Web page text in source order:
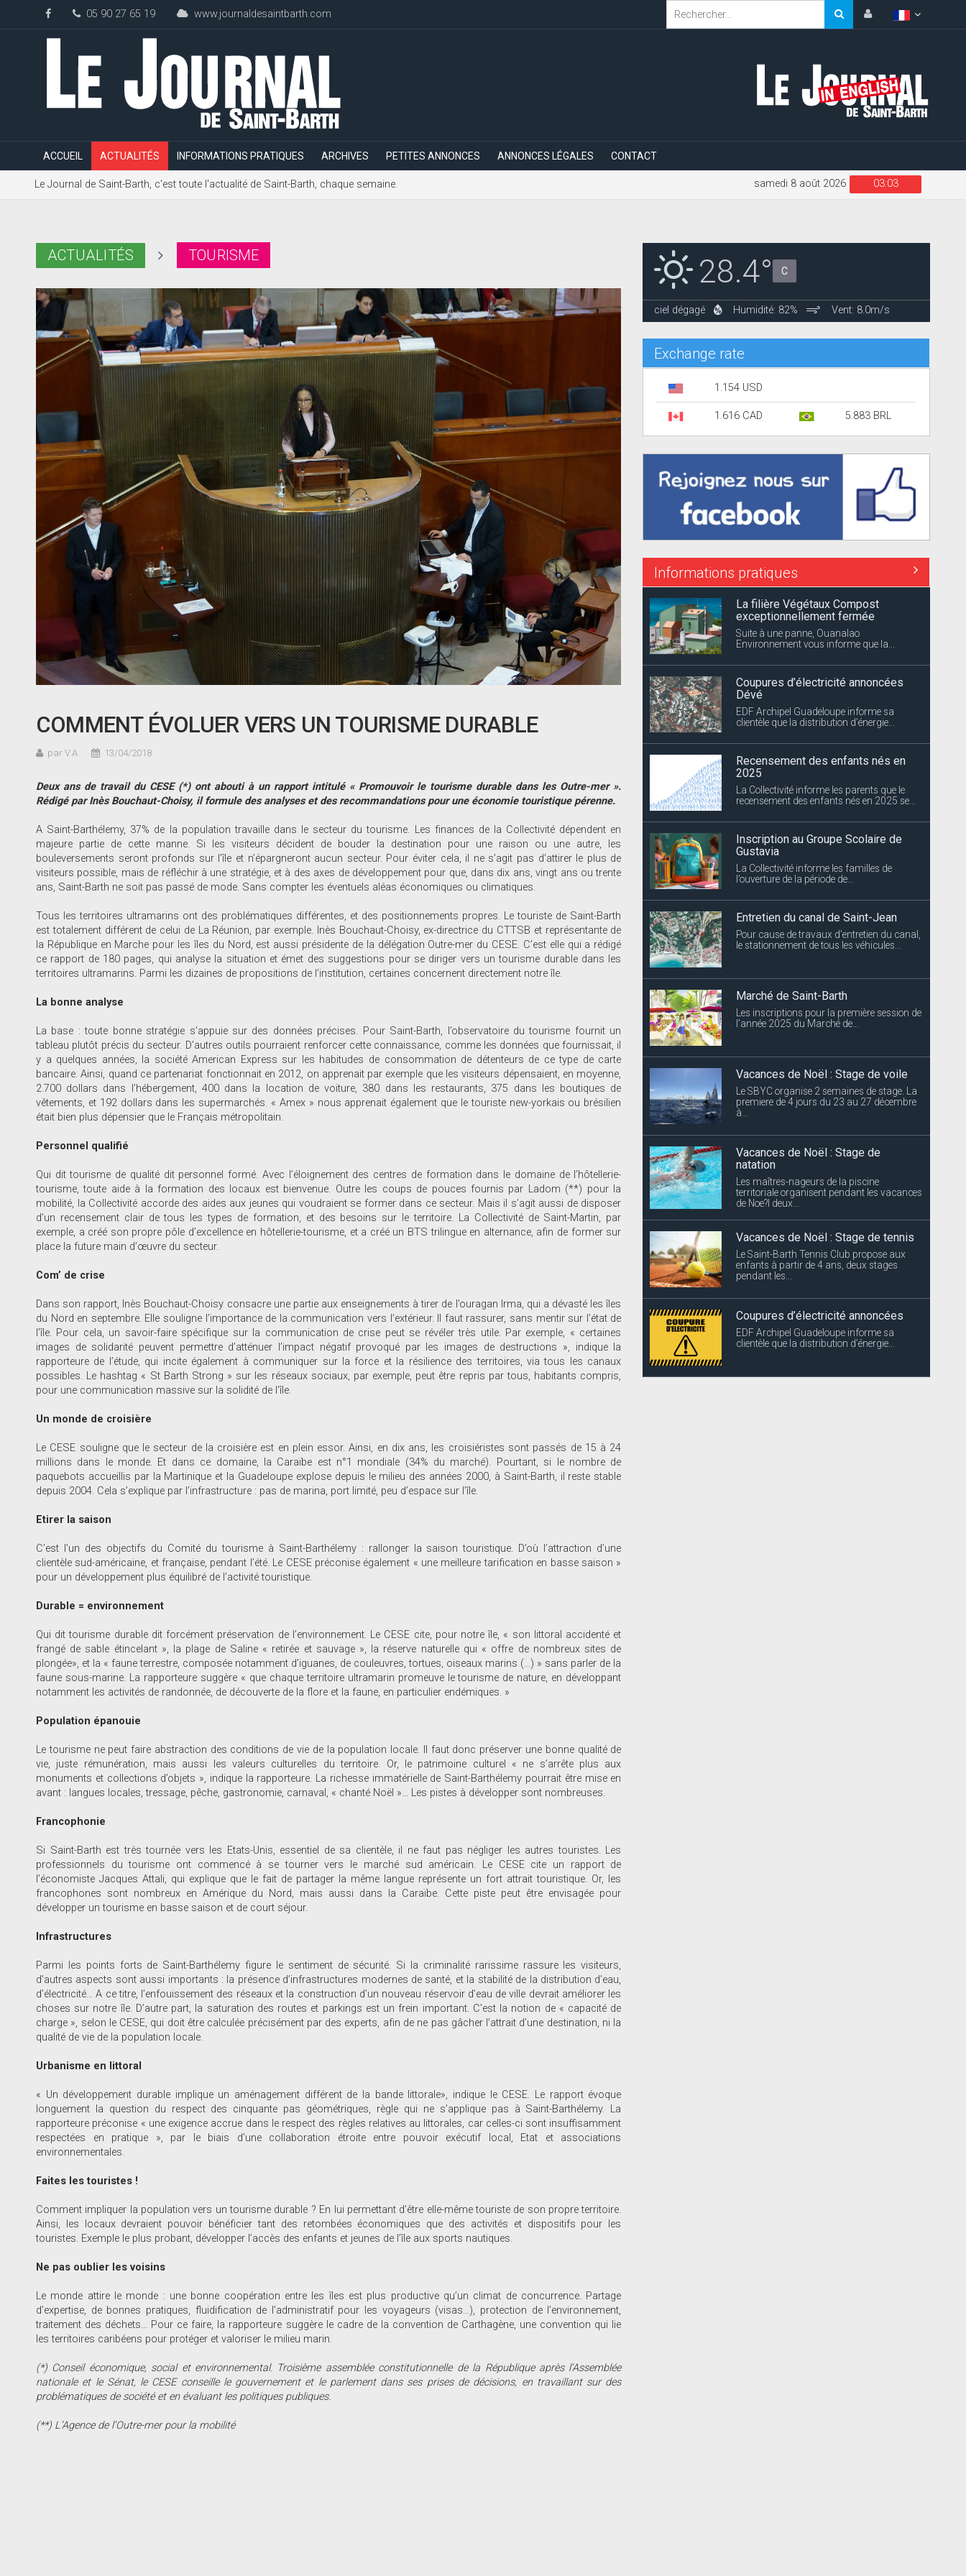
05 90 27 65 19 www.journaldesaintbarth.com
ACCUEIL ACTUALITÉS INFORMATIONS PRATIQUES ARCHIVES PETITES ANNONCES ANNONCES LÉGALES CONTACT
Le Journal de Saint-Barth, c'est toute l'actualité de Saint-Barth, chaque semaine. 03:03
samedi 8 août 2026
ACTUALITÉS TOURISME
COMMENT ÉVOLUER VERS UN TOURISME DURABLE
par V.A 13/04/2018
Deux ans de travail du CESE (*) ont abouti à un rapport intitulé « Promouvoir le tourisme durable dans les Outre-mer ».
Rédigé par Inès Bouchaut-Choisy, il formule des analyses et des recommandations pour une économie touristique pérenne.
A Saint-Barthélemy, 37% de la population travaille dans le secteur du tourisme. Les finances de la Collectivité dépendent en
majeure partie de cette manne. Si les visiteurs décident de bouder la destination pour une raison ou une autre, les
bouleversements seront profonds sur l’île et n’épargneront aucun secteur. Pour éviter cela, il ne s’agit pas d’attirer le plus de
visiteurs possible, mais de réfléchir à une stratégie, et à des axes de développement pour que, dans dix ans, vingt ans ou trente
ans, Saint-Barth ne soit pas passé de mode. Sans compter les éventuels aléas économiques ou climatiques.
Tous les territoires ultramarins ont des problématiques différentes, et des positionnements propres. Le touriste de Saint-Barth
est totalement différent de celui de La Réunion, par exemple. Inès Bouchaut-Choisy, ex-directrice du CTTSB et représentante de
la République en Marche pour les îles du Nord, est aussi présidente de la délégation Outre-mer du CESE. C’est elle qui a rédigé
ce rapport de 180 pages, qui analyse la situation et émet des suggestions pour se diriger vers un tourisme durable dans les
territoires ultramarins. Parmi les dizaines de propositions de l’institution, certaines concernent directement notre île.
La bonne analyse
La base : toute bonne stratégie s’appuie sur des données précises. Pour Saint-Barth, l’observatoire du tourisme fournit un
tableau plutôt précis du secteur. D’autres outils pourraient renforcer cette connaissance, comme les données que fournissait, il
y a quelques années, la société American Express sur les habitudes de consommation de détenteurs de ce type de carte
bancaire. Ainsi, quand ce partenariat fonctionnait en 2012, on apprenait par exemple que les visiteurs dépensaient, en moyenne,
2.700 dollars dans l’hébergement, 400 dans la location de voiture, 380 dans les restaurants, 375 dans les boutiques de
vêtements, et 192 dollars dans les supermarchés. « Amex » nous apprenait également que le touriste new-yorkais ou brésilien
était bien plus dépensier que le Français métropolitain.
Personnel qualifié
Qui dit tourisme de qualité dit personnel formé. Avec l’éloignement des centres de formation dans le domaine de l’hôtellerie-
tourisme, toute aide à la formation des locaux est bienvenue. Outre les coups de pouces fournis par Ladom (**) pour la
mobilité, la Collectivité accorde des aides aux jeunes qui voudraient se former dans ce secteur. Mais il s’agit aussi de disposer
d’un recensement clair de tous les types de formation, et des besoins sur le territoire. La Collectivité de Saint-Martin, par
exemple, a créé son propre pôle d’excellence en hôtellerie-tourisme, et a créé un BTS trilingue en alternance, afin de former sur
place la future main d’œuvre du secteur.
Com’ de crise
Dans son rapport, Inès Bouchaut-Choisy consacre une partie aux enseignements à tirer de l’ouragan Irma, qui a dévasté les îles
du Nord en septembre. Elle souligne l’importance de la communication vers l’extérieur. Il faut rassurer, sans mentir sur l’état de
l’île. Pour cela, un savoir-faire spécifique sur la communication de crise peut se révéler très utile. Par exemple, « certaines
images de solidarité peuvent permettre d’atténuer l’impact négatif provoqué par les images de destructions », indique la
rapporteure de l’étude, qui incite également à communiquer sur la force et la résilience des territoires, via tous les canaux
possibles. Le hashtag « St Barth Strong » sur les réseaux sociaux, par exemple, peut être repris par tous, habitants compris,
pour une communication massive sur la solidité de l’île.
Un monde de croisière
Le CESE souligne que le secteur de la croisière est en plein essor. Ainsi, en dix ans, les croisiéristes sont passés de 15 à 24
millions dans le monde. Et dans ce domaine, la Caraïbe est n°1 mondiale (34% du marché). Pourtant, si le nombre de
paquebots accueillis par la Martinique et la Guadeloupe explose depuis le milieu des années 2000, à Saint-Barth, il reste stable
depuis 2004. Cela s’explique par l’infrastructure : pas de marina, port limité, peu d’espace sur l’île.
Etirer la saison
C’est l’un des objectifs du Comité du tourisme à Saint-Barthélemy : rallonger la saison touristique. D’où l’attraction d’une
clientèle sud-américaine, et française, pendant l’été. Le CESE préconise également « une meilleure tarification en basse saison »
pour un développement plus équilibré de l’activité touristique.
Durable = environnement
Qui dit tourisme durable dit forcément préservation de l’environnement. Le CESE cite, pour notre île, « son littoral accidenté et
frangé de sable étincelant », la plage de Saline « retirée et sauvage », la réserve naturelle qui « offre de nombreux sites de
plongée», et la « faune terrestre, composée notamment d’iguanes, de couleuvres, tortues, oiseaux marins (…) » sans parler de la
faune sous-marine. La rapporteure suggère « que chaque territoire ultramarin promeuve le tourisme de nature, en développant
notamment les activités de randonnée, de découverte de la flore et la faune, en particulier endémiques. »
Population épanouie
Le tourisme ne peut faire abstraction des conditions de vie de la population locale. Il faut donc préserver une bonne qualité de
vie, juste rémunération, mais aussi les valeurs culturelles du territoire. Or, le patrimoine culturel « ne s’arrête plus aux
monuments et collections d’objets », indique la rapporteure. La richesse immatérielle de Saint-Barthélemy pourrait être mise en
avant : langues locales, tressage, pêche, gastronomie, carnaval, « chanté Noël »… Les pistes à développer sont nombreuses.
Francophonie
Si Saint-Barth est très tournée vers les Etats-Unis, essentiel de sa clientèle, il ne faut pas négliger les autres touristes. Les
professionnels du tourisme ont commencé à se tourner vers le marché sud américain. Le CESE cite un rapport de
l’économiste Jacques Attali, qui explique que le fait de partager la même langue représente un fort attrait touristique. Or, les
francophones sont nombreux en Amérique du Nord, mais aussi dans la Caraïbe. Cette piste peut être envisagée pour
développer un tourisme en basse saison et de court séjour.
Infrastructures
Parmi les points forts de Saint-Barthélemy figure le sentiment de sécurité. Si la criminalité rarissime rassure les visiteurs,
d’autres aspects sont aussi importants : la présence d’infrastructures modernes de santé, et la stabilité de la distribution d’eau,
d’électricité… A ce titre, l’enfouissement des réseaux et la construction d’un nouveau réservoir d’eau de ville devrait améliorer les
choses sur notre île. D’autre part, la saturation des routes et parkings est un frein important. C’est la notion de « capacité de
charge », selon le CESE, qui doit être calculée précisément par des experts, afin de ne pas gâcher l’attrait d’une destination, ni la
qualité de vie de la population locale.
Urbanisme en littoral
« Un développement durable implique un aménagement différent de la bande littorale», indique le CESE. Le rapport évoque
longuement la question du respect des cinquante pas géométriques, règle qui ne s’applique pas à Saint-Barthélemy. La
rapporteure préconise « une exigence accrue dans le respect des règles relatives au littorales, car celles-ci sont insuffisamment
respectées en pratique », par le biais d’une collaboration étroite entre pouvoir exécutif local, Etat et associations
environnementales.
Faites les touristes !
Comment impliquer la population vers un tourisme durable ? En lui permettant d’être elle-même touriste de son propre territoire.
Ainsi, les locaux devraient pouvoir bénéficier tant des retombées économiques que des activités et dispositifs pour les
touristes. Exemple le plus probant, développer l’accès des enfants et jeunes de l’île aux sports nautiques.
Ne pas oublier les voisins
Le monde attire le monde : une bonne coopération entre les îles est plus productive qu’un climat de concurrence. Partage
d’expertise, de bonnes pratiques, fluidification de l’administratif pour les voyageurs (visas…), protection de l’environnement,
traitement des déchets… Pour ce faire, la rapporteure suggère le cadre de la convention de Carthagène, une convention qui lie
les territoires caribéens pour protéger et valoriser le milieu marin.
(*) Conseil économique, social et environnemental. Troisième assemblée constitutionnelle de la République après l’Assemblée
nationale et le Sénat, le CESE conseille le gouvernement et le parlement dans ses prises de décisions, en travaillant sur des
problématiques de société et en évaluant les politiques publiques.
(**) L’Agence de l’Outre-mer pour la mobilité
28.4° C
ciel dégagé Humidité: 82% Vent: 8.0m/s
Exchange rate
1.154 USD
1.616 CAD 5.883 BRL
Informations pratiques
La filière Végétaux Compost
exceptionnellement fermée
Suite à une panne, Ouanalao
Environnement vous informe que la...
Coupures d’électricité annoncées
Dévé
EDF Archipel Guadeloupe informe sa
clientèle que la distribution d’énergie...
Recensement des enfants nés en
2025
La Collectivité informe les parents que le
recensement des enfants nés en 2025 se...
Inscription au Groupe Scolaire de
Gustavia
La Collectivité informe les familles de
l’ouverture de la période de...
Entretien du canal de Saint-Jean
Pour cause de travaux d’entretien du canal,
le stationnement de tous les véhicules...
Marché de Saint-Barth
Les inscriptions pour la première session de
l’année 2025 du Marché de...
Vacances de Noël : Stage de voile
Le SBYC organise 2 semaines de stage. La
premiere de 4 jours du 23 au 27 décembre
à...
Vacances de Noël : Stage de
natation
Les maîtres-nageurs de la piscine
territoriale organisent pendant les vacances
de Noe?l deux...
Vacances de Noël : Stage de tennis
Le Saint-Barth Tennis Club propose aux
enfants à partir de 4 ans, deux stages
pendant les...
Coupures d’électricité annoncées
EDF Archipel Guadeloupe informe sa
clientèle que la distribution d’énergie...